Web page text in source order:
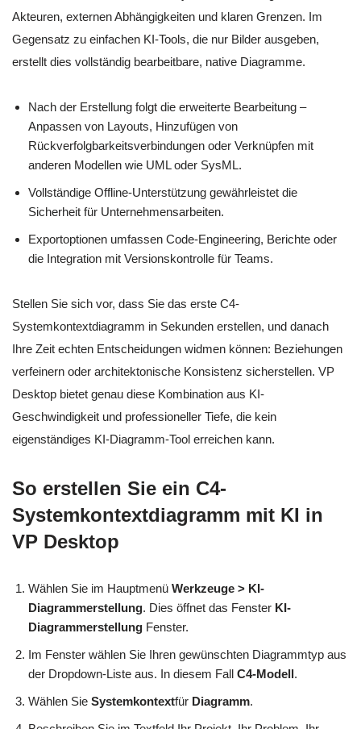
Akteuren, externen Abhängigkeiten und klaren Grenzen. Im
Gegensatz zu einfachen KI-Tools, die nur Bilder ausgeben,
erstellt dies vollständig bearbeitbare, native Diagramme.
Nach der Erstellung folgt die erweiterte Bearbeitung –
Anpassen von Layouts, Hinzufügen von
Rückverfolgbarkeitsverbindungen oder Verknüpfen mit
anderen Modellen wie UML oder SysML.
Vollständige Offline-Unterstützung gewährleistet die
Sicherheit für Unternehmensarbeiten.
Exportoptionen umfassen Code-Engineering, Berichte oder
die Integration mit Versionskontrolle für Teams.
Stellen Sie sich vor, dass Sie das erste C4-
Systemkontextdiagramm in Sekunden erstellen, und danach
Ihre Zeit echten Entscheidungen widmen können: Beziehungen
verfeinern oder architektonische Konsistenz sicherstellen. VP
Desktop bietet genau diese Kombination aus KI-
Geschwindigkeit und professioneller Tiefe, die kein
eigenständiges KI-Diagramm-Tool erreichen kann.
So erstellen Sie ein C4-
Systemkontextdiagramm mit KI in
VP Desktop
Wählen Sie im Hauptmenü Werkzeuge > KI-
Diagrammerstellung. Dies öffnet das Fenster KI-
Diagrammerstellung Fenster.
Im Fenster wählen Sie Ihren gewünschten Diagrammtyp aus
der Dropdown-Liste aus. In diesem Fall C4-Modell.
Wählen Sie Systemkontextfür Diagramm.